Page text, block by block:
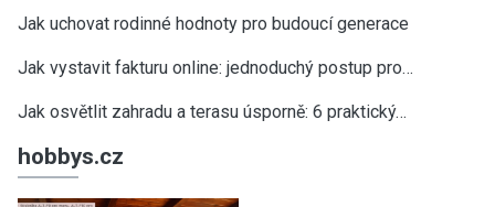
Jak uchovat rodinné hodnoty pro budoucí generace
Jak vystavit fakturu online: jednoduchý postup pro…
Jak osvětlit zahradu a terasu úsporně: 6 praktický…
hobbys.cz